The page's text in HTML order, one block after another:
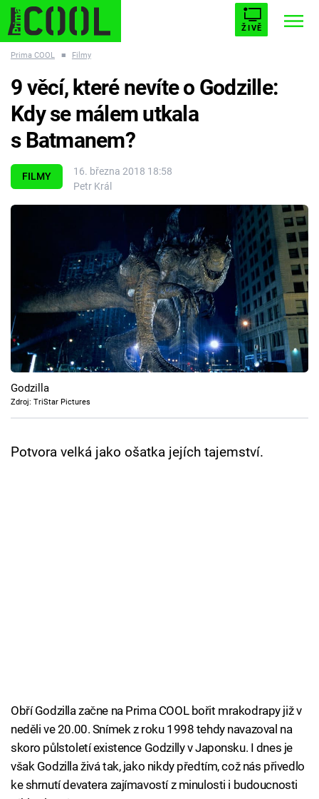
ŽIVĚ
ESCAPE PLNEJ KOTEL AVENGERS 5
Témata
Seriály
Hry
Cool Esport
Pořady
TV Program
Prima COOL ■ Filmy
FILMY
16. března 2018 18:58
Petr Král
9 věcí, které nevíte o Godzille:
Kdy se málem utkala
s Batmanem?
Godzilla
Zdroj: TriStar Pictures
Potvora velká jako ošatka jejích tajemství.
Obří Godzilla začne na Prima COOL bořit mrakodrapy již v
neděli ve 20.00. Snímek z roku 1998 tehdy navazoval na
skoro půlstoletí existence Godzilly v Japonsku. I dnes je
však Godzilla živá tak, jako nikdy předtím, což nás přivedlo
ke shrnutí devatera zajímavostí z minulosti i budoucnosti